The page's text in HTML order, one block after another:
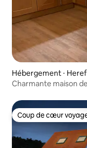
Hébergement ⋅
Charmante maison
Coup de cœur
Coup de cœur